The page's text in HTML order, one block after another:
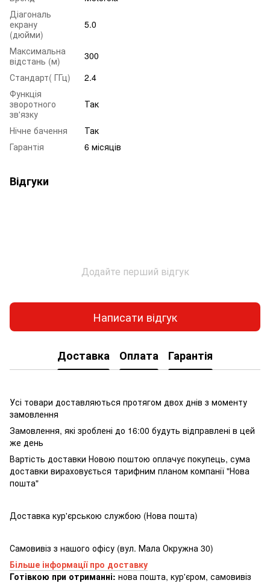
Діагональ
екрану
(дюйми)
5.0
Максимальна
відстань (м)
300
Стандарт( ГГц)
2.4
Функція
зворотного
зв'язку
Так
Нічне бачення
Так
Гарантія
6 місяців
Відгуки
Додайте перший відгук
Написати відгук
Доставка Оплата Гарантія
Усі товари доставляються протягом двох днів з моменту
замовлення
Замовлення, які зроблені до 16:00 будуть відправлені в цей
же день
Вартість доставки Новою поштою оплачує покупець, сума
доставки вираховується тарифним планом компанії "Нова
пошта"
Доставка кур'єрською службою (Нова пошта)
Самовивіз з нашого офісу (вул. Мала Окружна 30)
Більше інформації про доставку
Готівкою при отриманні: нова пошта, кур'єром, самовивіз